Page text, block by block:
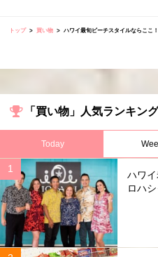
トップ 買い物 ハワイ最旬ビーチスタイルならここ
「買い物」人気ランキング
Today
ハワ
ロハシ